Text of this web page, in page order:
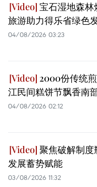
宝石湿地森林
旅游助力得乐省绿色
04/08/2026 03:23
2000份传统
江民间糕饼节飘香南
04/08/2026 02:12
聚焦破解制度
发展蓄势赋能
03/08/2026 11:32